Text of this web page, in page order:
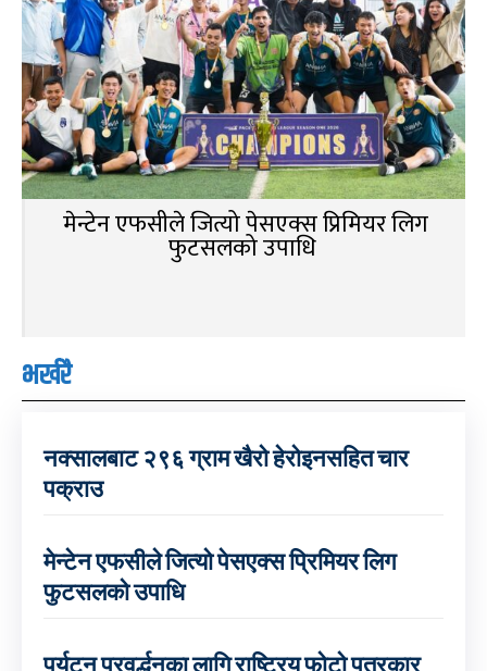
मेन्टेन एफसीले जित्यो पेसएक्स प्रिमियर लिग
फुटसलको उपाधि
भर्खरै
नक्सालबाट २९६ ग्राम खैरो हेरोइनसहित चार
पक्राउ
मेन्टेन एफसीले जित्यो पेसएक्स प्रिमियर लिग
फुटसलको उपाधि